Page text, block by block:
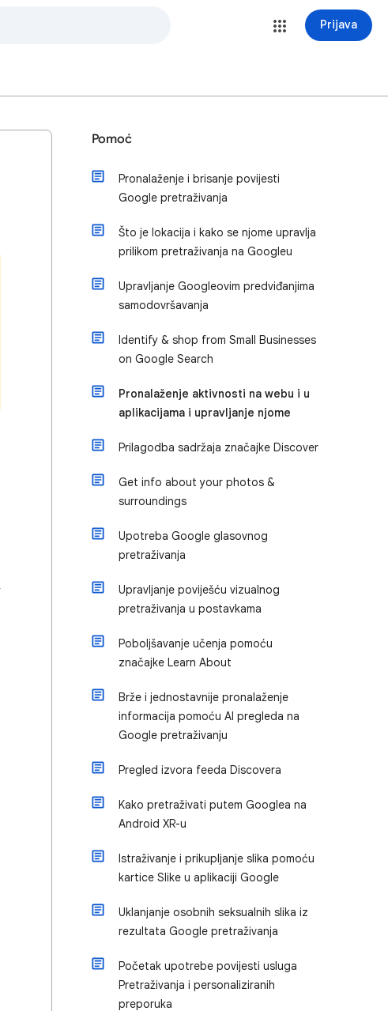
Prijava
Pomoć
Pronalaženje i brisanje povijesti
Google pretraživanja
Što je lokacija i kako se njome upravlja
prilikom pretraživanja na Googleu
Upravljanje Googleovim predviđanjima
samodovršavanja
Identify & shop from Small Businesses
on Google Search
Pronalaženje aktivnosti na webu i u
aplikacijama i upravljanje njome
Prilagodba sadržaja značajke Discover
Get info about your photos &
surroundings
Upotreba Google glasovnog
pretraživanja
Upravljanje poviješću vizualnog
pretraživanja u postavkama
Poboljšavanje učenja pomoću
značajke Learn About
Brže i jednostavnije pronalaženje
informacija pomoću AI pregleda na
Google pretraživanju
Pregled izvora feeda Discovera
Kako pretraživati putem Googlea na
Android XR-u
Istraživanje i prikupljanje slika pomoću
kartice Slike u aplikaciji Google
Uklanjanje osobnih seksualnih slika iz
rezultata Google pretraživanja
Početak upotrebe povijesti usluga
Pretraživanja i personaliziranih
preporuka